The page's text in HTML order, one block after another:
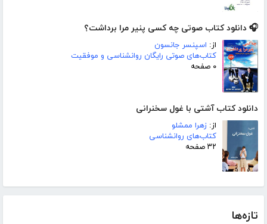
🎧 دانلود کتاب صوتی چه کسی پنیر مرا برداشت؟
از: اسپنسر جانسون
کتاب‌های صوتی رایگان روانشناسی و موفقیت
۰ صفحه
دانلود کتاب آشتی با غول سخنرانی
از: زهرا ممشلو
کتاب‌های روانشناسی
۳۲ صفحه
تازه‌ها